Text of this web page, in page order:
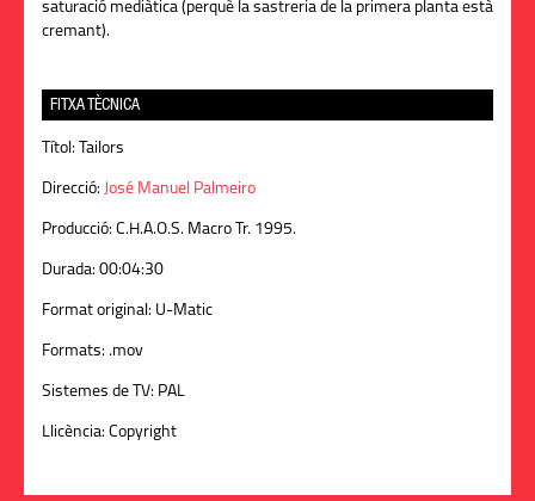
saturació mediàtica (perquè la sastreria de la primera planta està
cremant).
FITXA TÈCNICA
Títol: Tailors
Direcció: José Manuel Palmeiro
Producció: C.H.A.O.S. Macro Tr. 1995.
Durada: 00:04:30
Format original: U-Matic
Formats: .mov
Sistemes de TV: PAL
Llicència: Copyright